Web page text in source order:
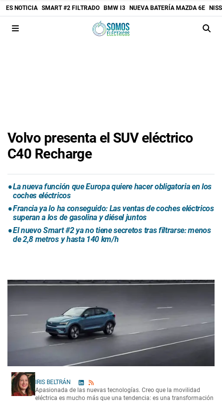
ES NOTICIA SMART #2 FILTRADO BMW I3 NUEVA BATERÍA MAZDA 6E
Volvo presenta el SUV eléctrico
C40 Recharge
La nueva función que Europa quiere hacer obligatoria en los
coches eléctricos
Francia ya lo ha conseguido: Las ventas de coches eléctricos
superan a los de gasolina y diésel juntos
El nuevo Smart #2 ya no tiene secretos tras filtrarse: menos
de 2,8 metros y hasta 140 km/h
IRIS BELTRÁN
Apasionada de las nuevas tecnologías. Creo que la movilidad
eléctrica es mucho más que una tendencia: es una transformación